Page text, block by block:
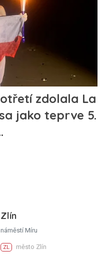
Zlín
náměstí Míru
ZL město Zlín